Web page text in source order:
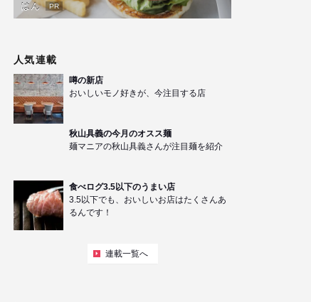
はん
PR
人気連載
噂の新店
おいしいモノ好きが、今注目する店
秋山具義の今月のオスス麺
麺マニアの秋山具義さんが注目麺を紹介
食べログ3.5以下のうまい店
3.5以下でも、おいしいお店はたくさんあ
るんです！
連載一覧へ